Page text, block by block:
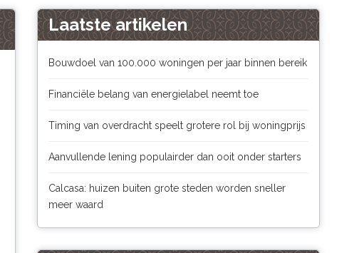
Laatste artikelen
Bouwdoel van 100.000 woningen per jaar binnen bereik
Financiële belang van energielabel neemt toe
Timing van overdracht speelt grotere rol bij woningprijs
Aanvullende lening populairder dan ooit onder starters
Calcasa: huizen buiten grote steden worden sneller
meer waard